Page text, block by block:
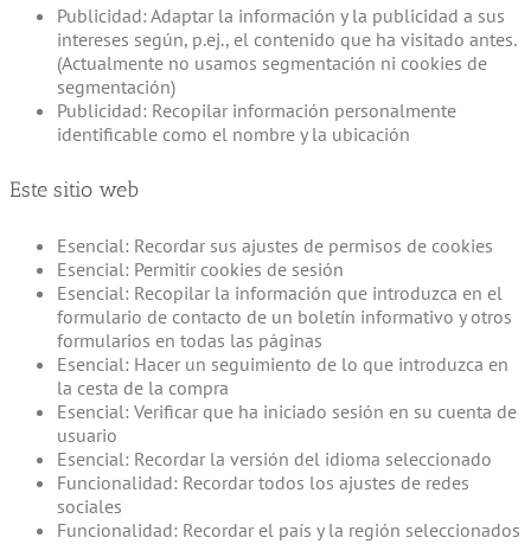
Publicidad: Adaptar la información y la publicidad a sus
intereses según, p.ej., el contenido que ha visitado antes.
(Actualmente no usamos segmentación ni cookies de
segmentación)
Publicidad: Recopilar información personalmente
identificable como el nombre y la ubicación
Este sitio web
Esencial: Recordar sus ajustes de permisos de cookies
Esencial: Permitir cookies de sesión
Esencial: Recopilar la información que introduzca en el
formulario de contacto de un boletín informativo y otros
formularios en todas las páginas
Esencial: Hacer un seguimiento de lo que introduzca en
la cesta de la compra
Esencial: Verificar que ha iniciado sesión en su cuenta de
usuario
Esencial: Recordar la versión del idioma seleccionado
Funcionalidad: Recordar todos los ajustes de redes
sociales
Funcionalidad: Recordar el país y la región seleccionados